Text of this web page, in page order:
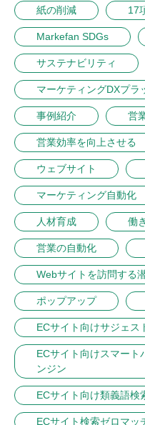
紙の削減 17
Markefan SDGs
サステナビリティ
マーケティングDXプラ
事例紹介 営
営業効率を向上させる
ウェブサイト
マーケティング自動化
人材育成 働
営業の自動化
Webサイトを訪問する
ポップアップ
ECサイト向けサジェス
ECサイト向けスマート
ンジン
ECサイト向け類義語検
ECサイト検索ゼロマッ